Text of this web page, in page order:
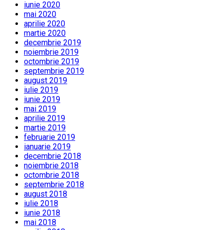
iunie 2020
mai 2020
aprilie 2020
martie 2020
decembrie 2019
noiembrie 2019
octombrie 2019
septembrie 2019
august 2019
iulie 2019
iunie 2019
mai 2019
aprilie 2019
martie 2019
februarie 2019
ianuarie 2019
decembrie 2018
noiembrie 2018
octombrie 2018
septembrie 2018
august 2018
iulie 2018
iunie 2018
mai 2018